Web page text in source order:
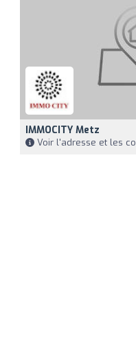
IMMOCITY Metz
Voir l'adresse et les